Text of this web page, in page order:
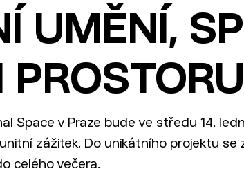
UMĚNÍ,
Space v Praze bude ve středu 14.
zážitek. Do unikátního projektu se
celého večera.